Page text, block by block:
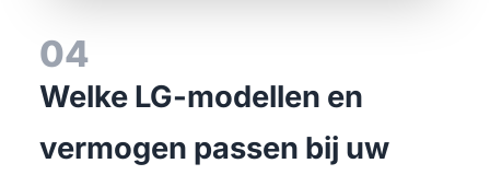
04
Welke LG-modellen en
vermogen passen bij uw